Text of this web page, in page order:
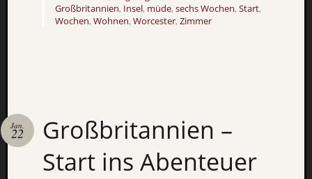
Großbritannien, Insel, müde, sechs Wochen, Start,
Wochen, Wohnen, Worcester, Zimmer
Großbritannien –
Start ins Abenteuer
Jan.
22